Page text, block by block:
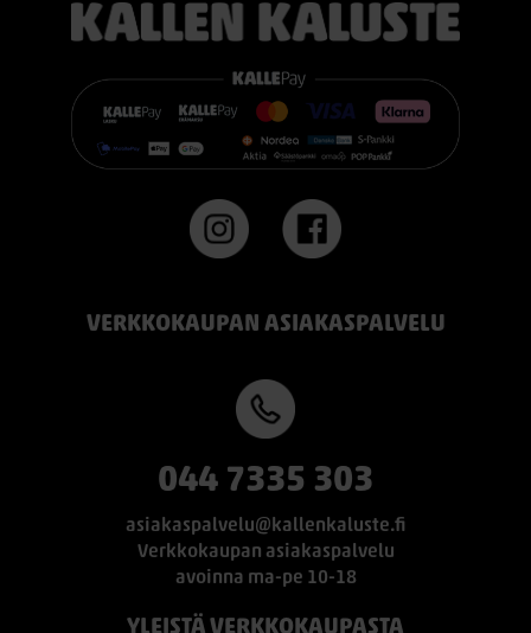
VERKKOKAUPAN ASIAKASPALVELU
044 7335 303
asiakaspalvelu@kallenkaluste.fi
Verkkokaupan asiakaspalvelu
avoinna ma-pe 10-18
YLEISTÄ VERKKOKAUPASTA